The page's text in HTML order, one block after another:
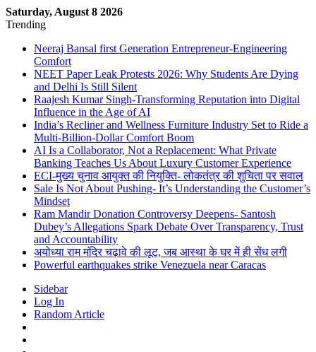
Saturday, August 8 2026
Trending
Neeraj Bansal first Generation Entrepreneur-Engineering
Comfort
NEET Paper Leak Protests 2026: Why Students Are Dying
and Delhi Is Still Silent
Raajesh Kumar Singh-Transforming Reputation into Digital
Influence in the Age of AI
India’s Recliner and Wellness Furniture Industry Set to Ride a
Multi-Billion-Dollar Comfort Boom
AI Is a Collaborator, Not a Replacement: What Private
Banking Teaches Us About Luxury Customer Experience
ECI-मुख्य चुनाव आयुक्त की नियुक्ति- लोकतंत्र की शुचिता पर सवाल
Sale Is Not About Pushing- It’s Understanding the Customer’s
Mindset
Ram Mandir Donation Controversy Deepens- Santosh
Dubey’s Allegations Spark Debate Over Transparency, Trust
and Accountability
अयोध्या राम मंदिर चढ़ावे की लूट, जब आस्था के घर में ही सेंध लगी
Powerful earthquakes strike Venezuela near Caracas
Sidebar
Log In
Random Article